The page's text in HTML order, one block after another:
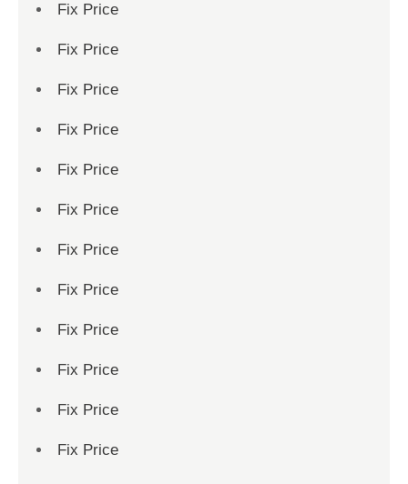
Fix Price
Fix Price
Fix Price
Fix Price
Fix Price
Fix Price
Fix Price
Fix Price
Fix Price
Fix Price
Fix Price
Fix Price